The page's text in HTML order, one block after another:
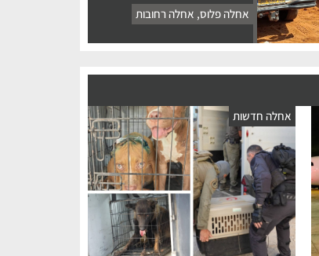
אחלה פלוס, אחלה רחובות
אחלה חדשות